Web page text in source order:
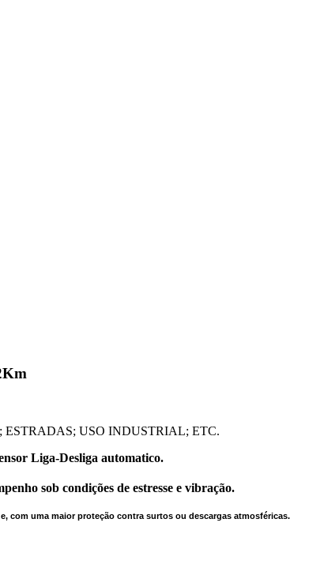
ESTRADAS; USO INDUSTRIAL; ETC.
Liga-Desliga automatico.
sob condições de estresse e vibração.
com uma maior proteção contra surtos ou descargas atmosféricas.